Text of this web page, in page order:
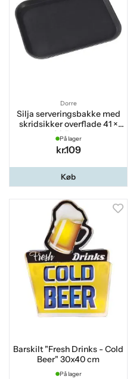
Dorre
Silja serveringsbakke med
skridsikker overflade 41 ×
30,5 cm
På lager
kr.109
Køb
Barskilt "Fresh Drinks - Cold
Beer" 30x40 cm
På lager